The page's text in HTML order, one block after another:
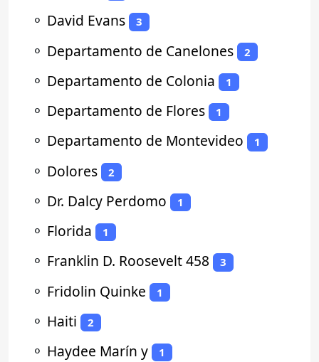
⚬ David Evans 3
⚬ Departamento de Canelones 2
⚬ Departamento de Colonia 1
⚬ Departamento de Flores 1
⚬ Departamento de Montevideo 1
⚬ Dolores 2
⚬ Dr. Dalcy Perdomo 1
⚬ Florida 1
⚬ Franklin D. Roosevelt 458 3
⚬ Fridolin Quinke 1
⚬ Haiti 2
⚬ Haydee Marín y 1